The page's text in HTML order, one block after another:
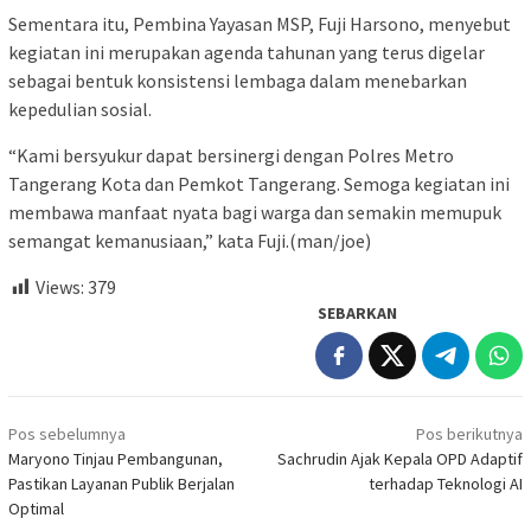
Sementara itu, Pembina Yayasan MSP, Fuji Harsono, menyebut
kegiatan ini merupakan agenda tahunan yang terus digelar
sebagai bentuk konsistensi lembaga dalam menebarkan
kepedulian sosial.
“Kami bersyukur dapat bersinergi dengan Polres Metro
Tangerang Kota dan Pemkot Tangerang. Semoga kegiatan ini
membawa manfaat nyata bagi warga dan semakin memupuk
semangat kemanusiaan,” kata Fuji.(man/joe)
Views: 379
SEBARKAN
Navigasi
pos
Pos sebelumnya
Maryono Tinjau Pembangunan,
Pastikan Layanan Publik Berjalan
Optimal
Pos berikutnya
Sachrudin Ajak Kepala OPD Adaptif
terhadap Teknologi AI